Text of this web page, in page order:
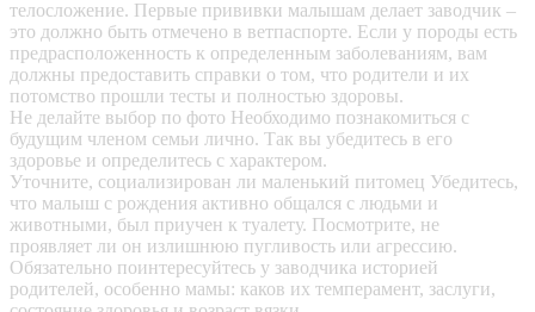
телосложение. Первые прививки малышам делает заводчик –
это должно быть отмечено в ветпаспорте. Если у породы есть
предрасположенность к определенным заболеваниям, вам
должны предоставить справки о том, что родители и их
потомство прошли тесты и полностью здоровы.
Не делайте выбор по фото Необходимо познакомиться с
будущим членом семьи лично. Так вы убедитесь в его
здоровье и определитесь с характером.
Уточните, социализирован ли маленький питомец Убедитесь,
что малыш с рождения активно общался с людьми и
животными, был приучен к туалету. Посмотрите, не
проявляет ли он излишнюю пугливость или агрессию.
Обязательно поинтересуйтесь у заводчика историей
родителей, особенно мамы: каков их темперамент, заслуги,